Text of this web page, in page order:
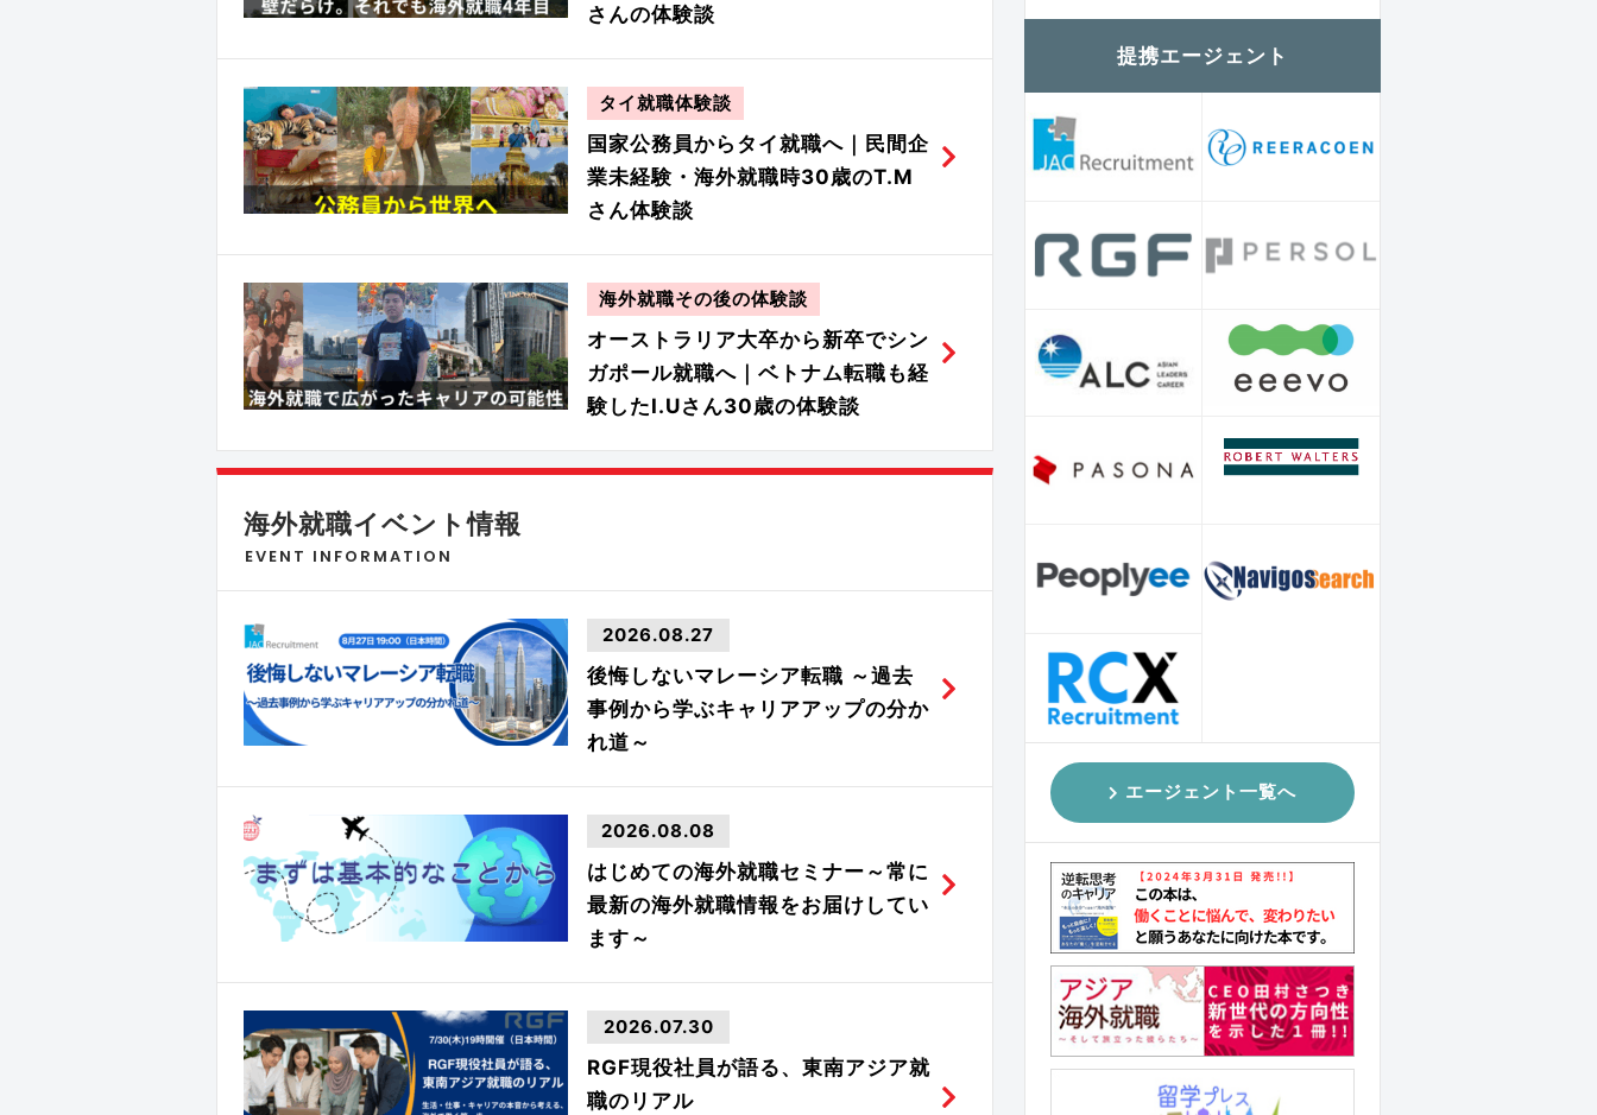
さんの体験談
タイ就職体験談
国家公務員からタイ就職へ｜民間企
業未経験・海外就職時30歳のT.M
さん体験談
海外就職その後の体験談
オーストラリア大卒から新卒でシン
ガポール就職へ｜ベトナム転職も経
験したI.Uさん30歳の体験談
海外就職イベント情報
EVENT INFORMATION
2026.08.27
後悔しないマレーシア転職 ～過去
事例から学ぶキャリアアップの分か
れ道～
2026.08.08
はじめての海外就職セミナー～常に
最新の海外就職情報をお届けしてい
ます～
2026.07.30
RGF現役社員が語る、東南アジア就
職のリアル
提携エージェント
エージェント一覧へ